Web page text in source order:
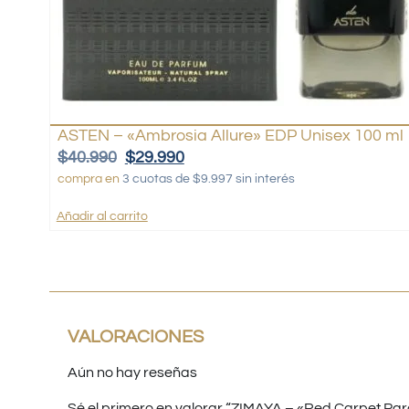
ASTEN – «Ambrosia Allure» EDP Unisex 100 ml
$40.990 $29.990
compra en 3 cuotas de $9.997 sin interés
Añadir al carrito
VALORACIONES
Aún no hay reseñas